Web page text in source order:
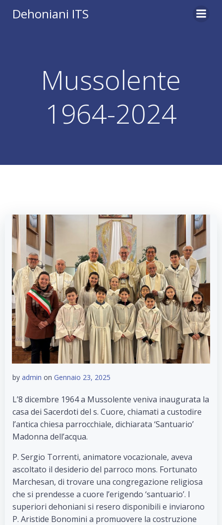
Dehoniani ITS
Mussolente
1964-2024
by admin on Gennaio 23, 2025
L’8 dicembre 1964 a Mussolente veniva inaugurata la
casa dei Sacerdoti del s. Cuore, chiamati a custodire
l’antica chiesa parrocchiale, dichiarata ‘Santuario’
Madonna dell’acqua.
P. Sergio Torrenti, animatore vocazionale, aveva
ascoltato il desiderio del parroco mons. Fortunato
Marchesan, di trovare una congregazione religiosa
che si prendesse a cuore l’erigendo ‘santuario’. I
superiori dehoniani si resero disponibili e inviarono
P. Aristide Bonomini a promuovere la costruzione